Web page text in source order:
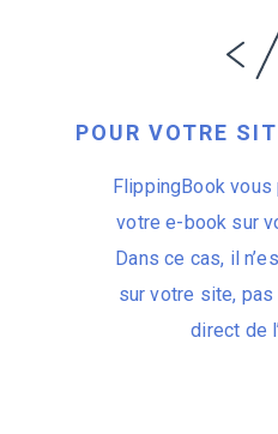
POUR VOTRE
FlippingBook vous
votre e-book sur
Dans ce cas, il
sur votre site,
direct de